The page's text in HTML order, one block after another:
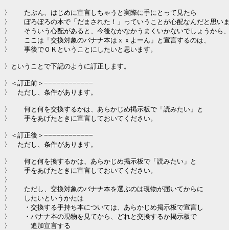
〉　　たぶん、はじめに宣言しちゃうと実際に手にとって見たら
〉　　ぼろぼろの本で「だまされた！」っていうことが心配なんだと思い
〉　　そういう心配があると、今後なかなかうまくいかないでしょうから
〉　　ここは「交換対象のバナナ本はｘｘよーん」と宣言するのは、
〉　　事後でＯＫということにしたいと思います。
〉ということで下記のように訂正します。
〉＜訂正前＞−−−−−−−−−−−−
〉　ただし、条件があります。
〉　　何と何を交換するかは、あらかじめ掲示板で「読みたい」と
〉　　手をあげたときに宣言しておいてください。
〉＜訂正後＞−−−−−−−−−−−−
〉　ただし、条件があります。
〉　　何と何を換するかは、あらかじめ掲示板で「読みたい」と
〉　　手をあげたときに宣言しておいてください。
〉
〉　　ただし、交換対象のバナナ本を選ぶのは現物が届いてからに
〉　　したいというかたは
〉　　・交換する手持ち本については、あらかじめ掲示板で宣言し
〉　　・バナナ本の現物を見てから、どれと交換するか掲示板で
〉　　　追加宣言する